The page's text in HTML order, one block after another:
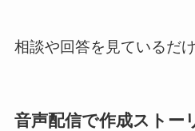
相談や回答を見ているだ
音声配信で作成ストー